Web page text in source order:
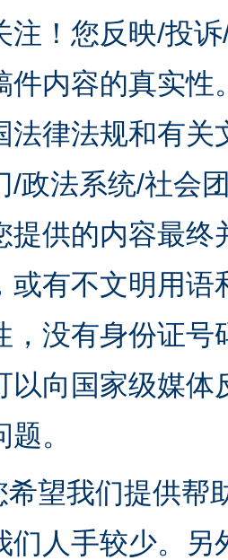
注！您反映/投
件内容的真实
法律法规和有关
/政法系统/社会
提供的内容最
或有不文明用
，没有身份证
以向国家级媒
。
希望我们提供帮
们人手较少。